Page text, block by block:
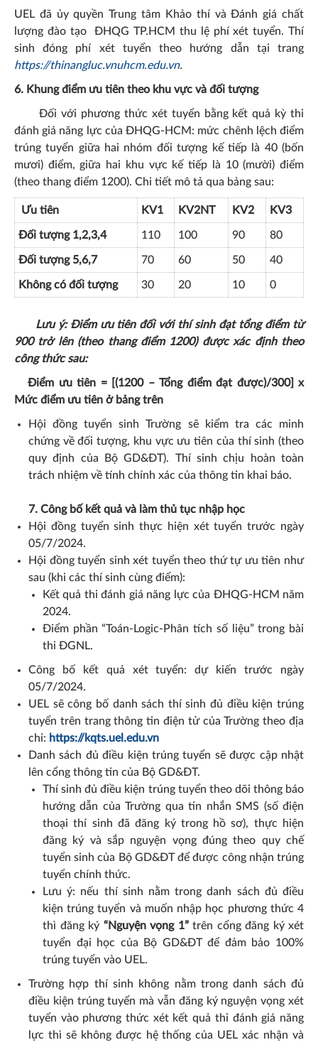
UEL đã ủy quyền Trung tâm Khảo thí và Đánh giá chất
lượng đào tạo ĐHQG TP.HCM thu lệ phí xét tuyển. Thí
sinh đóng phí xét tuyển theo hướng dẫn tại trang
https://thinangluc.vnuhcm.edu.vn.
6. Khung điểm ưu tiên theo khu vực và đối tượng
Đối với phương thức xét tuyển bằng kết quả kỳ thi
đánh giá năng lực của ĐHQG-HCM: mức chênh lệch điểm
trúng tuyển giữa hai nhóm đối tượng kế tiếp là 40 (bốn
mươi) điểm, giữa hai khu vực kế tiếp là 10 (mười) điểm
(theo thang điểm 1200). Chi tiết mô tả qua bảng sau:
Ưu tiên KV1 KV2NT KV2 KV3
Đối tượng 1,2,3,4 110 100 90 80
Đối tượng 5,6,7 70 60 50 40
Không có đối tượng 30 20 10 0
Lưu ý: Điểm ưu tiên đối với thí sinh đạt tổng điểm từ
900 trở lên (theo thang điểm 1200) được xác định theo
công thức sau:
Điểm ưu tiên = [(1200 – Tổng điểm đạt được)/300] x
Mức điểm ưu tiên ở bảng trên
Hội đồng tuyển sinh Trường sẽ kiểm tra các minh
chứng về đối tượng, khu vực ưu tiên của thí sinh (theo
quy định của Bộ GD&ĐT). Thí sinh chịu hoàn toàn
trách nhiệm về tính chính xác của thông tin khai báo.
7. Công bố kết quả và làm thủ tục nhập học
Hội đồng tuyển sinh thực hiện xét tuyển trước ngày
05/7/2024.
Hội đồng tuyển sinh xét tuyển theo thứ tự ưu tiên như
sau (khi các thí sinh cùng điểm):
Kết quả thi đánh giá năng lực của ĐHQG-HCM năm
2024.
Điểm phần “Toán-Logic-Phân tích số liệu” trong bài
thi ĐGNL.
Công bố kết quả xét tuyển: dự kiến trước ngày
05/7/2024.
UEL sẽ công bố danh sách thí sinh đủ điều kiện trúng
tuyển trên trang thông tin điện tử của Trường theo địa
chỉ: https://kqts.uel.edu.vn
Danh sách đủ điều kiện trúng tuyển sẽ được cập nhật
lên cổng thông tin của Bộ GD&ĐT.
Thí sinh đủ điều kiện trúng tuyển theo dõi thông báo
hướng dẫn của Trường qua tin nhắn SMS (số điện
thoại thí sinh đã đăng ký trong hồ sơ), thực hiện
đăng ký và sắp nguyện vọng đúng theo quy chế
tuyển sinh của Bộ GD&ĐT để được công nhận trúng
tuyển chính thức.
Lưu ý: nếu thí sinh nằm trong danh sách đủ điều
kiện trúng tuyển và muốn nhập học phương thức 4
thì đăng ký “Nguyện vọng 1”trên cổng đăng ký xét
tuyển đại học của Bộ GD&ĐT để đảm bảo 100%
trúng tuyển vào UEL.
Trường hợp thí sinh không nằm trong danh sách đủ
điều kiện trúng tuyển mà vẫn đăng ký nguyện vọng xét
tuyển vào phương thức xét kết quả thi đánh giá năng
lực thì sẽ không được hệ thống của UEL xác nhận và